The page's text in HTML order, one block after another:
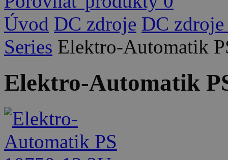
Úvod DC zdroje DC
Series Elektro-Automatik
Elektro-Automatik